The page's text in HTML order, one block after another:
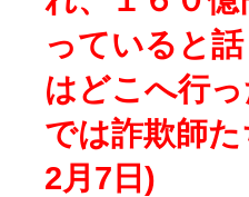
っていると
はどこへ行
では詐欺師
2月7日)